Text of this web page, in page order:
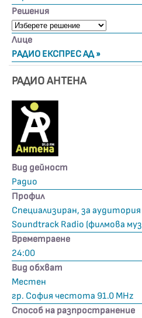
Решения
Лице
РАДИО ЕКСПРЕС АД »
РАДИО АНТЕНА
Вид дейност
Радио
Профил
Специализиран, за
Soundtrack Radio (филмова
Времетраене
24:00
Вид обхват
Местен
гр. София честота 91.0 MHz
Способ на разпространение